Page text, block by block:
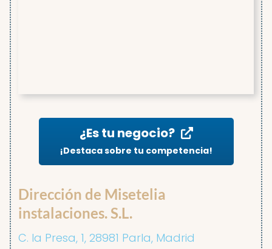
¿Es tu negocio?
¡Destaca sobre tu competencia!
Dirección de Misetelia
instalaciones. S.L.
C. la Presa, 1, 28981 Parla, Madrid